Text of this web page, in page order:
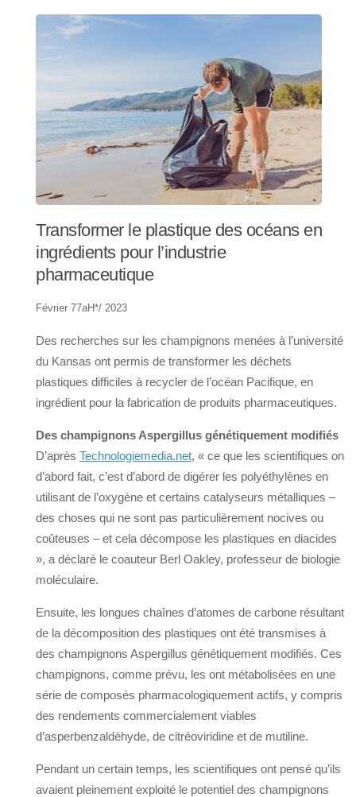
Transformer le plastique des océans en
ingrédients pour l’industrie
pharmaceutique
Février 77aH*/ 2023
Des recherches sur les champignons menées à l’université
du Kansas ont permis de transformer les déchets
plastiques difficiles à recycler de l’océan Pacifique, en
ingrédient pour la fabrication de produits pharmaceutiques.
Des champignons Aspergillus génétiquement modifiés
D’après Technologiemedia.net, « ce que les scientifiques on
d’abord fait, c’est d’abord de digérer les polyéthylènes en
utilisant de l’oxygène et certains catalyseurs métalliques –
des choses qui ne sont pas particulièrement nocives ou
coûteuses – et cela décompose les plastiques en diacides
», a déclaré le coauteur Berl Oakley, professeur de biologie
moléculaire.
Ensuite, les longues chaînes d’atomes de carbone résultant
de la décomposition des plastiques ont été transmises à
des champignons Aspergillus génétiquement modifiés. Ces
champignons, comme prévu, les ont métabolisées en une
série de composés pharmacologiquement actifs, y compris
des rendements commercialement viables
d’asperbenzaldéhyde, de citréoviridine et de mutiline.
Pendant un certain temps, les scientifiques ont pensé qu’ils
avaient pleinement exploité le potentiel des champignons